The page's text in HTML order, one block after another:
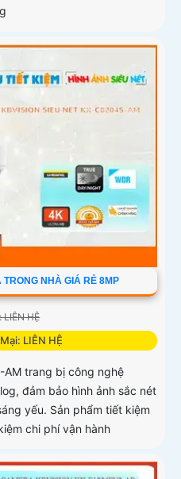
NHÀ GIÁ RẺ 8MP
LIÊN HỆ
LIÊN HỆ
AM trang bị công nghệ
đảm bảo hình ảnh sắc nét
yếu. Sản phẩm tiết kiệm
chi phí vận hành